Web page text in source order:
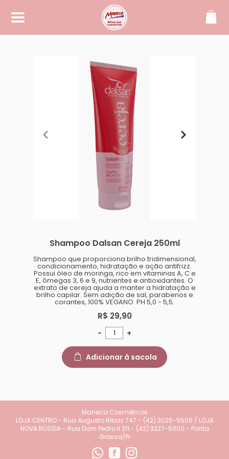
Maneca, beleza que transforma!
manecacosmeticos@yahoo.
Shampoo Dalsan Cereja 250ml
Shampoo que proporciona brilho tridimensional,
condicionamento, hidratação e ação antifrizz.
Possui óleo de moringa, rico em vitaminas A, C e
E, ômegas 3, 6 e 9, nutrientes e antioxidantes. O
extrato de cereja ajuda a manter a hidratação e
brilho capilar. Sem adição de sal, parabenos e
corantes, 100% VEGANO. PH 5,0 - 5,5.
R$ 29,90
- +
Adicionar à sacola
Maneca Cosméticos
LOJA CENTRO - Rua Augusto Ribas 747 - (42) 3025-5505 / LOJA
NOVA RÚSSIA - Rua Dom Pedro II 211 - (42) 3227-5000 - Ponta
Grossa/Pr